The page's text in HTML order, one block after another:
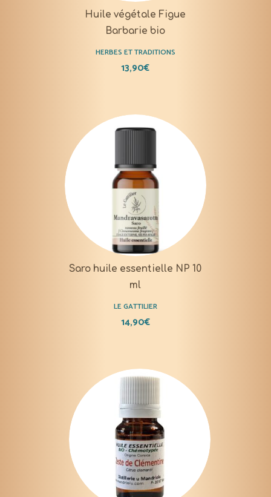
Huile végétale Figue
Barbarie bio
HERBES ET TRADITIONS
13,90€
Saro huile essentielle NP 10
ml
LE GATTILIER
14,90€